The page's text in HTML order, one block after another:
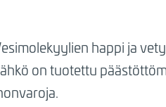
happi ja
on tuotettu